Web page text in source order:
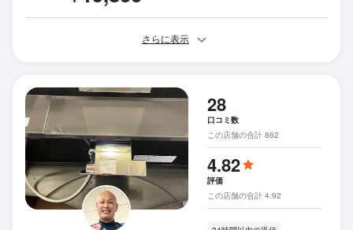
さらに表示
28
口コミ数
この店舗の合計 862
4.82
評価
この店舗の合計 4.92